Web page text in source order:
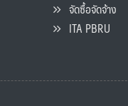
จัดซื้อจัดจ้าง
ITA PBRU